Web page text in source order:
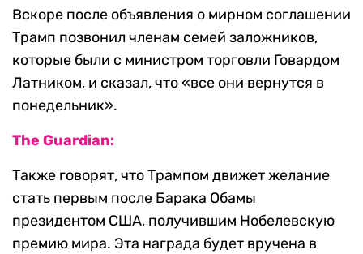
Вскоре после объявления о мирном соглашении
Трамп позвонил членам семей заложников,
которые были с министром торговли Говардом
Латником, и сказал, что «все они вернутся в
понедельник».
The Guardian:
Также говорят, что Трампом движет желание
стать первым после Барака Обамы
президентом США, получившим Нобелевскую
премию мира. Эта награда будет вручена в